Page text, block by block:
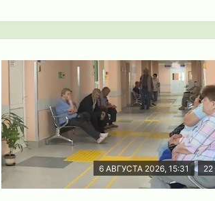
6 АВГУСТА 2026, 15:31 22